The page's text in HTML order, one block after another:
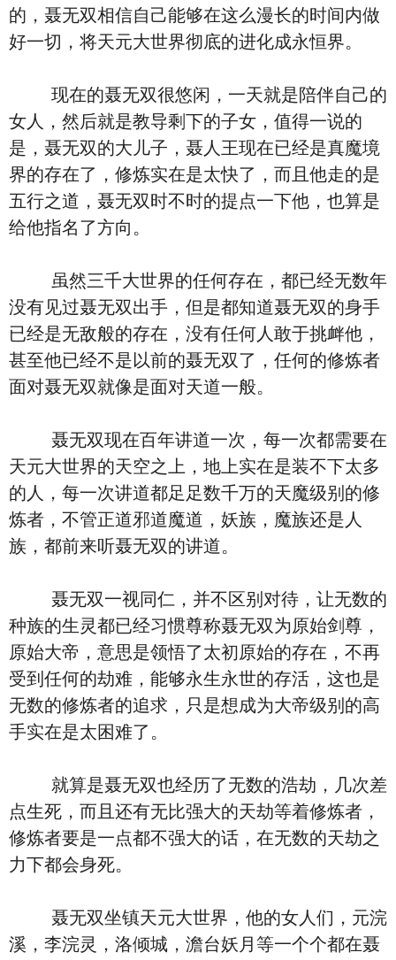
的，聂无双相信自己能够在这么漫长的时间内做
好一切，将天元大世界彻底的进化成永恒界。
现在的聂无双很悠闲，一天就是陪伴自己的
女人，然后就是教导剩下的子女，值得一说的
是，聂无双的大儿子，聂人王现在已经是真魔境
界的存在了，修炼实在是太快了，而且他走的是
五行之道，聂无双时不时的提点一下他，也算是
给他指名了方向。
虽然三千大世界的任何存在，都已经无数年
没有见过聂无双出手，但是都知道聂无双的身手
已经是无敌般的存在，没有任何人敢于挑衅他，
甚至他已经不是以前的聂无双了，任何的修炼者
面对聂无双就像是面对天道一般。
聂无双现在百年讲道一次，每一次都需要在
天元大世界的天空之上，地上实在是装不下太多
的人，每一次讲道都足足数千万的天魔级别的修
炼者，不管正道邪道魔道，妖族，魔族还是人
族，都前来听聂无双的讲道。
聂无双一视同仁，并不区别对待，让无数的
种族的生灵都已经习惯尊称聂无双为原始剑尊，
原始大帝，意思是领悟了太初原始的存在，不再
受到任何的劫难，能够永生永世的存活，这也是
无数的修炼者的追求，只是想成为大帝级别的高
手实在是太困难了。
就算是聂无双也经历了无数的浩劫，几次差
点生死，而且还有无比强大的天劫等着修炼者，
修炼者要是一点都不强大的话，在无数的天劫之
力下都会身死。
聂无双坐镇天元大世界，他的女人们，元浣
溪，李浣灵，洛倾城，澹台妖月等一个个都在聂